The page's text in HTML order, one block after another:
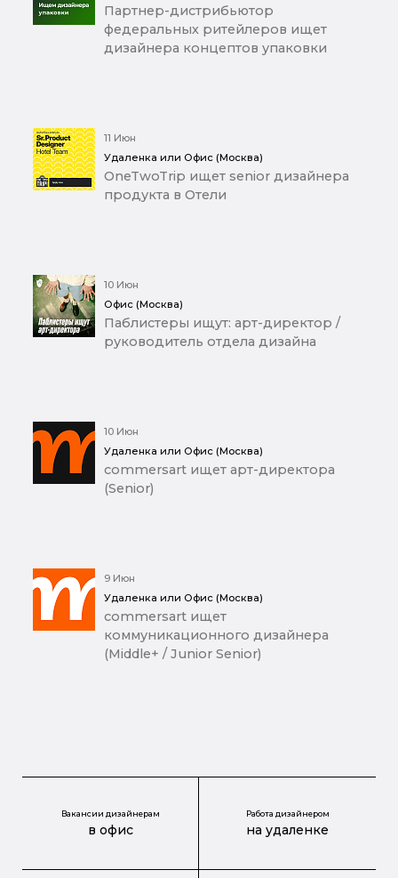
Партнер-дистрибьютор
федеральных ритейлеров ищет
дизайнера концептов упаковки
11 Июн
Удаленка или Офис (Москва)
OneTwoTrip ищет senior дизайнера
продукта в Отели
10 Июн
Офис (Москва)
Паблистеры ищут: арт-директор /
руководитель отдела дизайна
10 Июн
Удаленка или Офис (Москва)
commersart ищет арт-директора
(Senior)
9 Июн
Удаленка или Офис (Москва)
commersart ищет
коммуникационного дизайнера
(Middle+ / Junior Senior)
Вакансии дизайнерам
в офис
Работа дизайнером
на удаленке